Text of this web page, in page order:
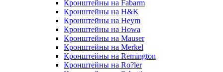
Кронштейны на Fabarm
Кронштейны на H&K
Кронштейны на Heym
Кронштейны на Howa
Кронштейны на Mauser
Кронштейны на Merkel
Кронштейны на Remington
Кронштейны на Ro?ler